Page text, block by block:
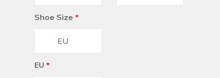
Shoe Size *
EU *